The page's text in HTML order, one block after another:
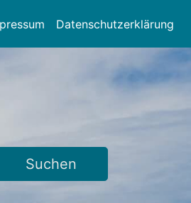
Datenschutzerklärung
Suchen